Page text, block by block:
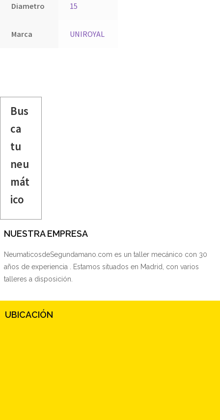
Diametro 15
Marca UNIROYAL
Bus
ca
tu
neu
mát
ico
NUESTRA EMPRESA
NeumaticosdeSegundamano.com es un taller mecánico con 30
años de experiencia . Estamos situados en Madrid, con varios
talleres a disposición.
UBICACIÓN